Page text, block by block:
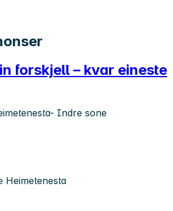
forskjell – kvar eineste
Indre sone
Heimetenesta